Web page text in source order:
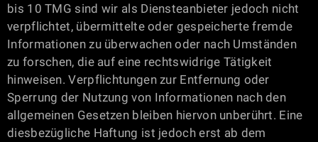
bis 10 TMG sind wir als Diensteanbieter jedoch nicht
verpflichtet, übermittelte oder gespeicherte fremde
Informationen zu überwachen oder nach Umständen
zu forschen, die auf eine rechtswidrige Tätigkeit
hinweisen. Verpflichtungen zur Entfernung oder
Sperrung der Nutzung von Informationen nach den
allgemeinen Gesetzen bleiben hiervon unberührt. Eine
diesbezügliche Haftung ist jedoch erst ab dem